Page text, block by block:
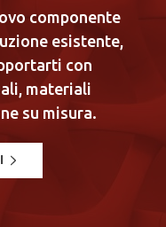
componente
esistente,
con
materiali
su misura.